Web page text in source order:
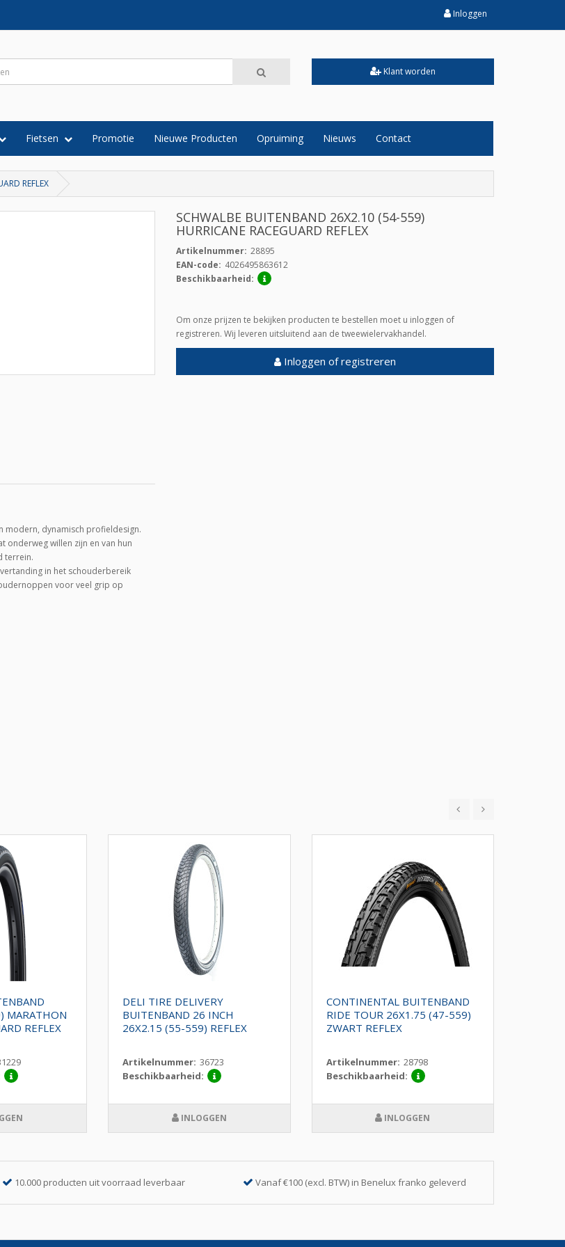
Inloggen
Klant worden
Fietsen Promotie Nieuwe Producten Opruiming Nieuws Contact
REFLEX
modern, dynamisch profieldesign.
onderweg willen zijn en van hun
terrein.
in het schouderbereik
voor veel grip op
SCHWALBE BUITENBAND 26X2.10 (54-559)
HURRICANE RACEGUARD REFLEX
Artikelnummer: 28895
EAN-code: 4026495863612
Beschikbaarheid:
Om onze prijzen te bekijken producten te bestellen moet u inloggen of
registreren. Wij leveren uitsluitend aan de tweewielervakhandel.
Inloggen of registreren
MARATHON
REFLEX
DELI TIRE DELIVERY
BUITENBAND 26 INCH
26X2.15 (55-559) REFLEX
Artikelnummer: 36723
Beschikbaarheid:
INLOGGEN
CONTINENTAL BUITENBAND
RIDE TOUR 26X1.75 (47-559)
ZWART REFLEX
Artikelnummer: 28798
Beschikbaarheid:
INLOGGEN
10.000 producten uit voorraad leverbaar Vanaf €100 (excl. BTW) in Benelux franko geleverd